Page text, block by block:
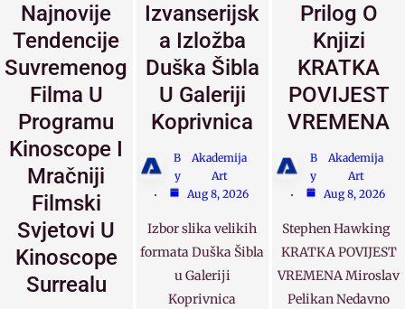
Najnovije
Tendencije
Suvremenog
Filma U
Programu
Kinoscope I
Mračniji
Filmski
Svjetovi U
Kinoscope
Surrealu
Izvanserijsk
A Izložba
Duška Šibla
U Galeriji
Koprivnica
B
y
Akademija
Art
Aug 8, 2026
Izbor slika velikih
formata Duška Šibla
u Galeriji
Koprivnica
Prilog O
Knjizi
KRATKA
POVIJEST
VREMENA
B
y
Akademija
Art
Aug 8, 2026
Stephen Hawking
KRATKA POVIJEST
VREMENA Miroslav
Pelikan Nedavno